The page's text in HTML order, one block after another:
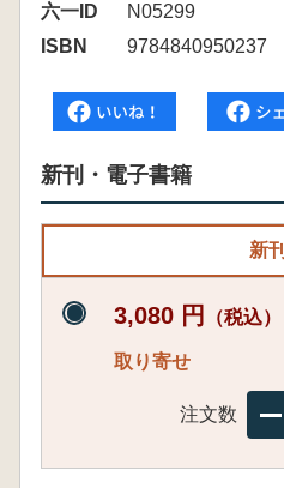
六一ID
N05299
ISBN
9784840950237
新刊・電子書籍
新刊
3,080 円 （税込）
取り寄せ
注文数